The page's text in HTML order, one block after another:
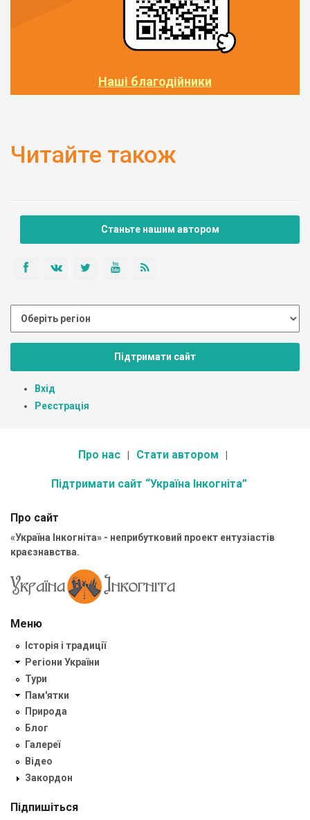
Наші благодійники
Читайте також
Станьте нашим автором
Підтримати сайт
Вхід
Реєстрація
Про нас Стати автором
Підтримати сайт “Україна Інкогніта”
Про сайт
«Україна Інкогніта» - неприбутковий проект ентузіастів
краєзнавства.
Меню
Історія і традиції
Регіони України
Тури
Пам'ятки
Природа
Блог
Галереї
Відео
Закордон
Підпишіться